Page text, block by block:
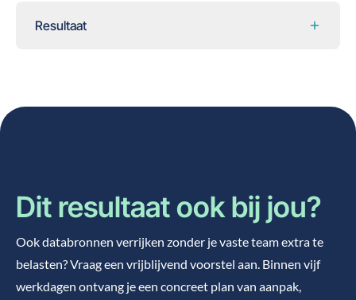
Resultaat
Dit resultaat ook bij jou?
Ook databronnen verrijken zonder je vaste team extra te
belasten? Vraag een vrijblijvend voorstel aan. Binnen vijf
werkdagen ontvang je een concreet plan van aanpak,